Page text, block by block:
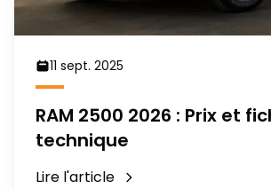
11 sept. 2025
RAM 2500 2026 : Prix et
technique
Lire l'article